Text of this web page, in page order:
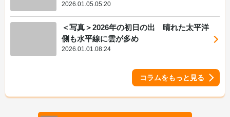
2026.01.05.05:20
＜写真＞2026年の初日の出 晴れた太平洋
側も水平線に雲が多め
2026.01.01.08:24
コラムをもっと見る